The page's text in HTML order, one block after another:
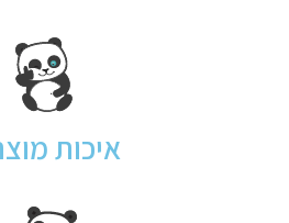
איכות